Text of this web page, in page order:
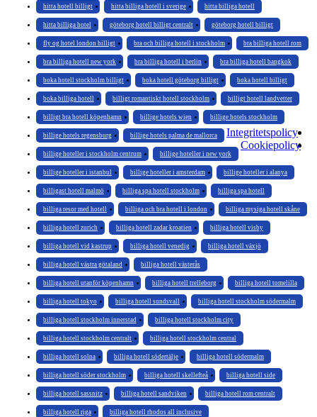
hitta hotell billigt hitta billiga hotell i sverige hitta billiga hotell
hitta billiga hotel göteborg hotell billigt centralt göteborg hotell billigt
fly og hotel london billigt bra och billiga hotell i stockholm bra billiga hotell rom
bra billiga hotell new york bra billiga hotell i berlin bra billiga hotell bangkok
boka hotell stockholm billigt boka hotell göteborg billigt boka hotell billigt
boka billiga hotell billigt romantiskt hotell stockholm billigt hotell landvetter
billigt bra hotell köpenhamn billige hotels wien billige hotels stockholm
billige hotels regensburg billige hotels palma de mallorca
billige hoteller i stockholm centrum billige hoteller i new york
billige hoteller i istanbul billige hoteller i amsterdam billige hoteller i alanya
billigast hotell malmö billiga spa hotell stockholm billiga spa hotell
billiga resor med hotell billiga och bra hotell i london billiga mysiga hotell skåne
billiga hotell zurich billiga hotell zadar kroatien billiga hotell visby
billiga hotell vid kastrup billiga hotell venedig billiga hotell växjö
billiga hotell västra götaland billiga hotell västerås
billiga hotell utanför köpenhamn billiga hotell trelleborg billiga hotell tomelilla
billiga hotell tokyo billiga hotell sundsvall billiga hotell stockholm södermalm
billiga hotell stockholm innerstad billiga hotell stockholm city
billiga hotell stockholm centralt billiga hotell stockholm central
billiga hotell solna billiga hotell södertälje billiga hotell södermalm
billiga hotell söder stockholm billiga hotell skellefteå billiga hotell side
billiga hotell sassnitz billiga hotell sandviken billiga hotell rom centralt
billiga hotell riga billiga hotell rhodos all inclusive
Integritetspolicy
Cookiepolicy